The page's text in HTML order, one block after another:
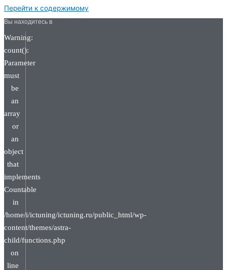
Перейти к содержимому
Вы находитесь в
Warning:
count():
Parameter
must
be
an
array
or
an
object
that
implements
Countable
in
/home/i/ictuning/ictuning.ru/public_html/wp-
content/themes/astra-
child/functions.php
on
line